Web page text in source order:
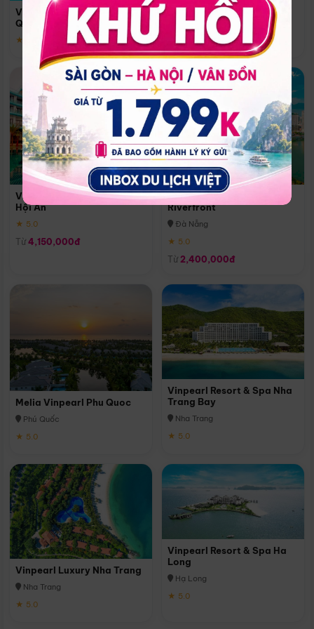
Vinpearl Resort & Spa Phu
Quoc
★ 5.0
Quoc
Phú Quốc
★ 5.0
Vinpearl Resort & Golf Nam
Hội An
★ 5.0
Từ 4,150,000đ
Melia Vinpearl Danang
Riverfront
Đà Nẵng
★ 5.0
Từ 2,400,000đ
Melia Vinpearl Phu Quoc
Phú Quốc
★ 5.0
Vinpearl Resort & Spa Nha
Trang Bay
Nha Trang
★ 5.0
Vinpearl Luxury Nha Trang
Nha Trang
★ 5.0
Vinpearl Resort & Spa Ha
Long
Hạ Long
★ 5.0